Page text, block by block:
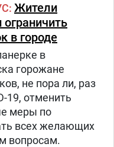
Жители
в городе
в
горожане
не пора ли, раз
19, отменить
меры по
всех желающих
вопросам.